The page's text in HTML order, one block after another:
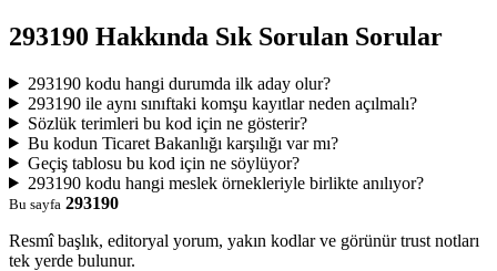
293190 Hakkında Sık Sorulan Sorular
293190 kodu hangi durumda ilk aday olur?
293190 ile aynı sınıftaki komşu kayıtlar neden açılmalı?
Sözlük terimleri bu kod için ne gösterir?
Bu kodun Ticaret Bakanlığı karşılığı var mı?
Geçiş tablosu bu kod için ne söylüyor?
293190 kodu hangi meslek örnekleriyle birlikte anılıyor?
Bu sayfa 293190
Resmî başlık, editoryal yorum, yakın kodlar ve görünür trust notları
tek yerde bulunur.